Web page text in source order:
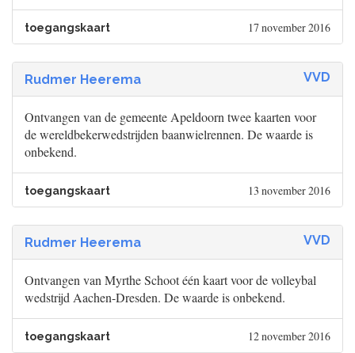
toegangskaart 17 november 2016
Rudmer Heerema VVD
Ontvangen van de gemeente Apeldoorn twee kaarten voor
de wereldbekerwedstrijden baanwielrennen. De waarde is
onbekend.
toegangskaart 13 november 2016
Rudmer Heerema VVD
Ontvangen van Myrthe Schoot één kaart voor de volleybal
wedstrijd Aachen-Dresden. De waarde is onbekend.
toegangskaart 12 november 2016